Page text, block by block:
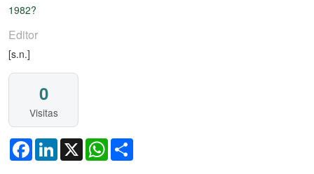
1982?
Editor
[s.n.]
0
Visitas
FacebookLinkedIn
X WhatsApp